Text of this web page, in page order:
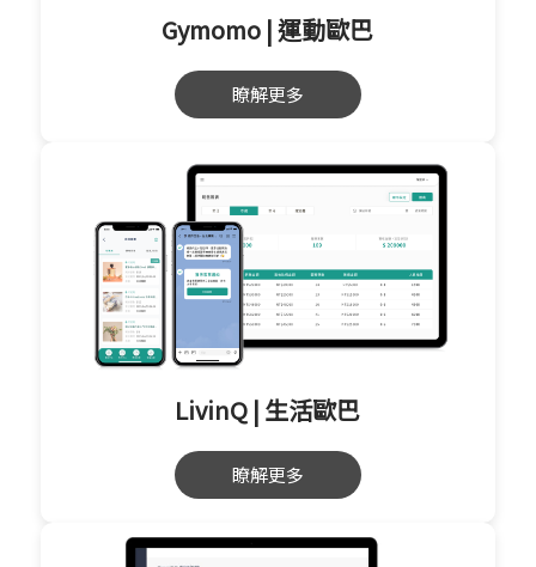
Gymomo | 運動歐巴
瞭解更多
LivinQ | 生活歐巴
瞭解更多